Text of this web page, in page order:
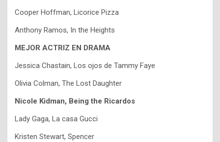
Cooper Hoffman, Licorice Pizza
Anthony Ramos, In the Heights
MEJOR ACTRIZ EN DRAMA
Jessica Chastain, Los ojos de Tammy Faye
Olivia Colman, The Lost Daughter
Nicole Kidman, Being the Ricardos
Lady Gaga, La casa Gucci
Kristen Stewart, Spencer